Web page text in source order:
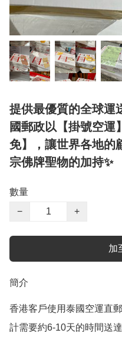
提供最優質的全球運
國郵政以【掛號空運
免】，讓世界各地的
宗佛牌聖物的加持✨
數量
−
+
加
簡介
香港客戶使用泰國空運直
計需要約6-10天的時間送達